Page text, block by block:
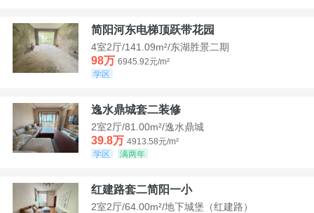
简阳河东电梯顶跃带花园
4室2厅/141.09m²/东湖胜景二期
98万 6945.92元/m²
学区
逸水鼎城套二装修
2室2厅/81.00m²/逸水鼎城
39.8万 4913.58元/m²
学区
满两年
红建路套二简阳一小
2室2厅/64.00m²/地下城堡（红建路）